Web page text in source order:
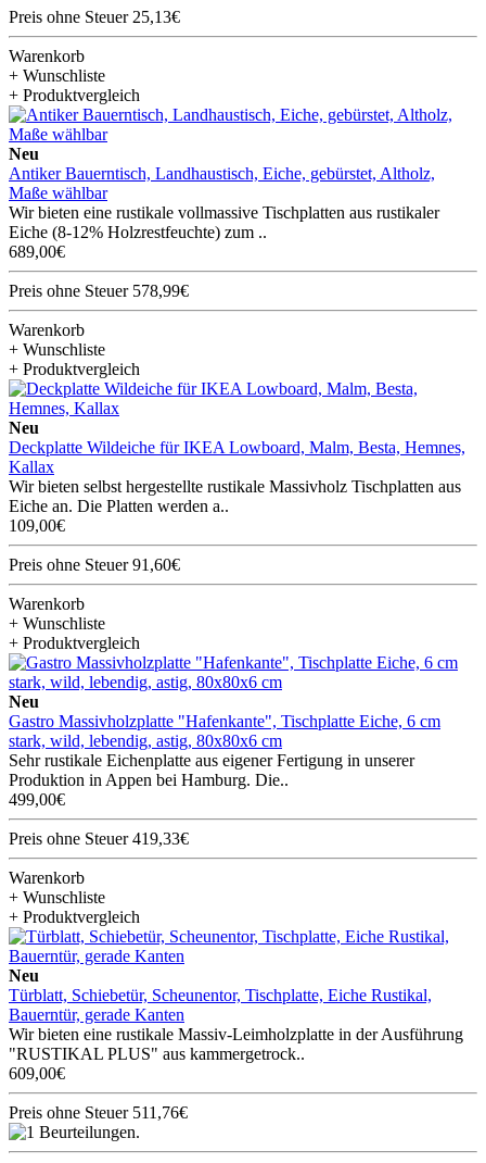
Preis ohne Steuer 25,13€
Warenkorb
+ Wunschliste
+ Produktvergleich
Neu
Antiker Bauerntisch, Landhaustisch, Eiche, gebürstet, Altholz,
Maße wählbar
Wir bieten eine rustikale vollmassive Tischplatten aus rustikaler
Eiche (8-12% Holzrestfeuchte) zum ..
689,00€
Preis ohne Steuer 578,99€
Warenkorb
+ Wunschliste
+ Produktvergleich
Neu
Deckplatte Wildeiche für IKEA Lowboard, Malm, Besta, Hemnes,
Kallax
Wir bieten selbst hergestellte rustikale Massivholz Tischplatten aus
Eiche an. Die Platten werden a..
109,00€
Preis ohne Steuer 91,60€
Warenkorb
+ Wunschliste
+ Produktvergleich
Neu
Gastro Massivholzplatte "Hafenkante", Tischplatte Eiche, 6 cm
stark, wild, lebendig, astig, 80x80x6 cm
Sehr rustikale Eichenplatte aus eigener Fertigung in unserer
Produktion in Appen bei Hamburg. Die..
499,00€
Preis ohne Steuer 419,33€
Warenkorb
+ Wunschliste
+ Produktvergleich
Neu
Türblatt, Schiebetür, Scheunentor, Tischplatte, Eiche Rustikal,
Bauerntür, gerade Kanten
Wir bieten eine rustikale Massiv-Leimholzplatte in der Ausführung
"RUSTIKAL PLUS" aus kammergetrock..
609,00€
Preis ohne Steuer 511,76€